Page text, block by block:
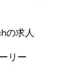
の求人
リー